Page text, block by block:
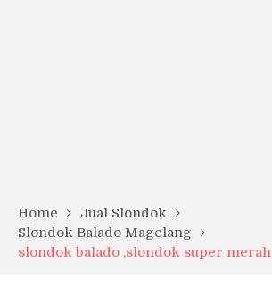
Home
Jual Slondok
Slondok Balado Magelang
slondok balado ,slondok super merah